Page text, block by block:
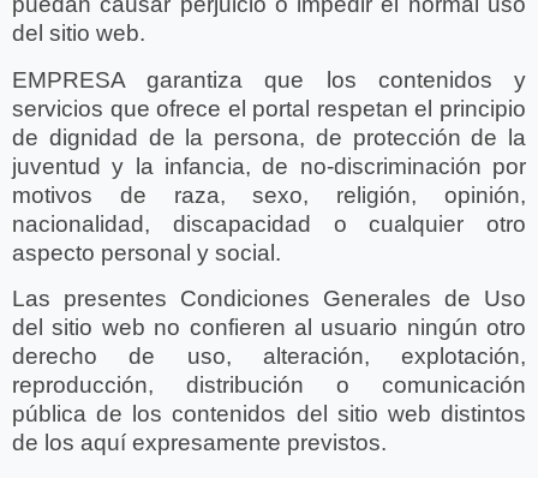
del sitio web.
EMPRESA garantiza que los contenidos y
servicios que ofrece el portal respetan el principio
de dignidad de la persona, de protección de la
juventud y la infancia, de no-discriminación por
motivos de raza, sexo, religión, opinión,
nacionalidad, discapacidad o cualquier otro
aspecto personal y social.
Las presentes Condiciones Generales de Uso
del sitio web no confieren al usuario ningún otro
derecho de uso, alteración, explotación,
reproducción, distribución o comunicación
pública de los contenidos del sitio web distintos
de los aquí expresamente previstos.